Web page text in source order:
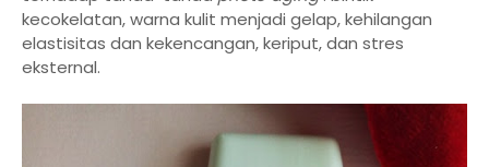
kecokelatan, warna kulit menjadi gelap, kehilangan
elastisitas dan kekencangan, keriput, dan stres
eksternal.